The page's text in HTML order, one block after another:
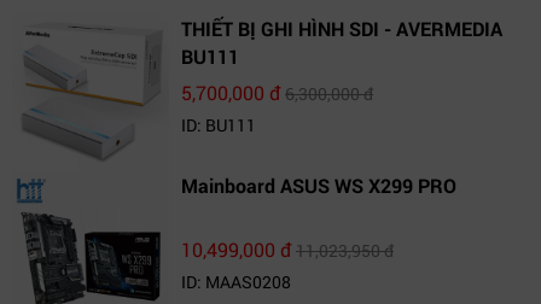
THIẾT BỊ GHI HÌNH SDI - AVERMEDIA
BU111
5,700,000 đ6,300,000 đ
ID: BU111
Mainboard ASUS WS X299 PRO
10,499,000 đ11,023,950 đ
ID: MAAS0208